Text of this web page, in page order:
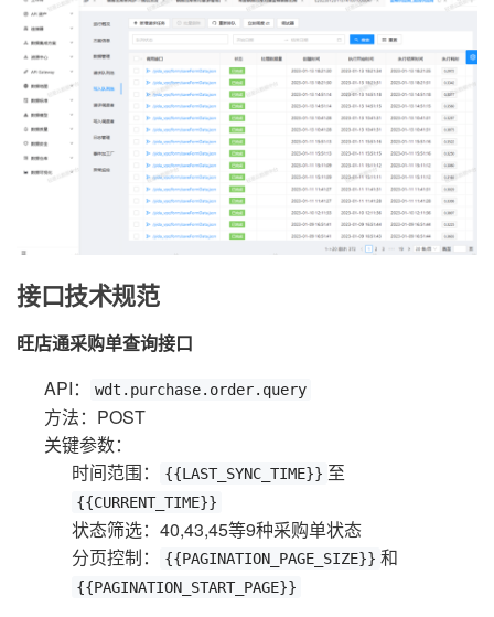
接口技术规范
旺店通采购单查询接口
API：
wdt.purchase.order.query
方法：POST
关键参数：
时间范围：
{{LAST_SYNC_TIME}} 至
{{CURRENT_TIME}}
状态筛选：40,43,45等9种采购单状态
分页控制：
{{PAGINATION_PAGE_SIZE}} 和
{{PAGINATION_START_PAGE}}